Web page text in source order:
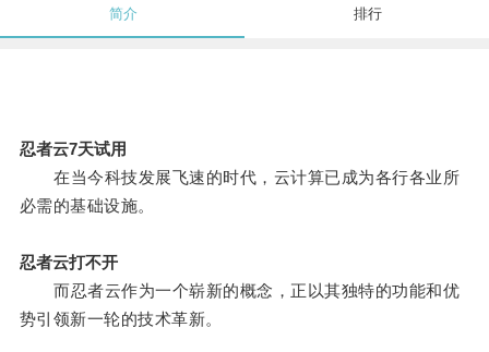
简介 排行
忍者云7天试用
在当今科技发展飞速的时代，云计算已成为各行各业所
必需的基础设施。
忍者云打不开
而忍者云作为一个崭新的概念，正以其独特的功能和优
势引领新一轮的技术革新。